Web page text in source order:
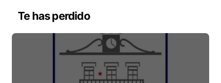
d
Te has perdido